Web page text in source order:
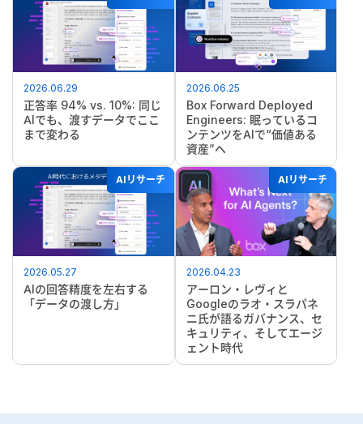
2026.06.29
正答率 94% vs. 10%: 同じ
AIでも、渡すデータでここ
まで変わる
2026.06.25
Box Forward Deployed
Engineers: 眠っているコ
ンテンツをAIで“価値ある
資産”へ
AIリサーチ
2026.05.27
AIの回答精度を左右する
「データの渡し方」
AIリサーチ
2026.04.23
アーロン・レヴィと
Googleのラオ・スラパネ
ニ氏が語るガバナンス、セ
キュリティ、そしてエージ
ェント時代